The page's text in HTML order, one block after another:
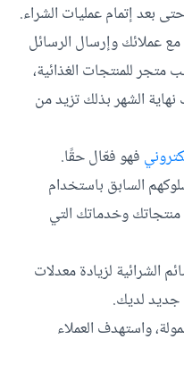
بعد إتمام عمليات الشراء.
عملائك وإرسال الرسائل
للمنتجات الغذائية،
الشهر بذلك تزيد من
فهو فعّال حقًا.
السابق باستخدام
منتجاتك وخدماتك التي
الشرائية لزيادة معدلات
جديد لديك.
واستهدف العملاء